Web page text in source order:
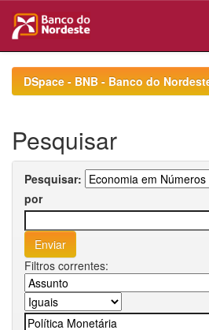
navigationDSpace - BNB - Banco do
Pesquisar
Pesquisar:
por
Filtros correntes: